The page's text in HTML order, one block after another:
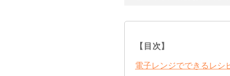
【目次】
電子レンジでできるレシ